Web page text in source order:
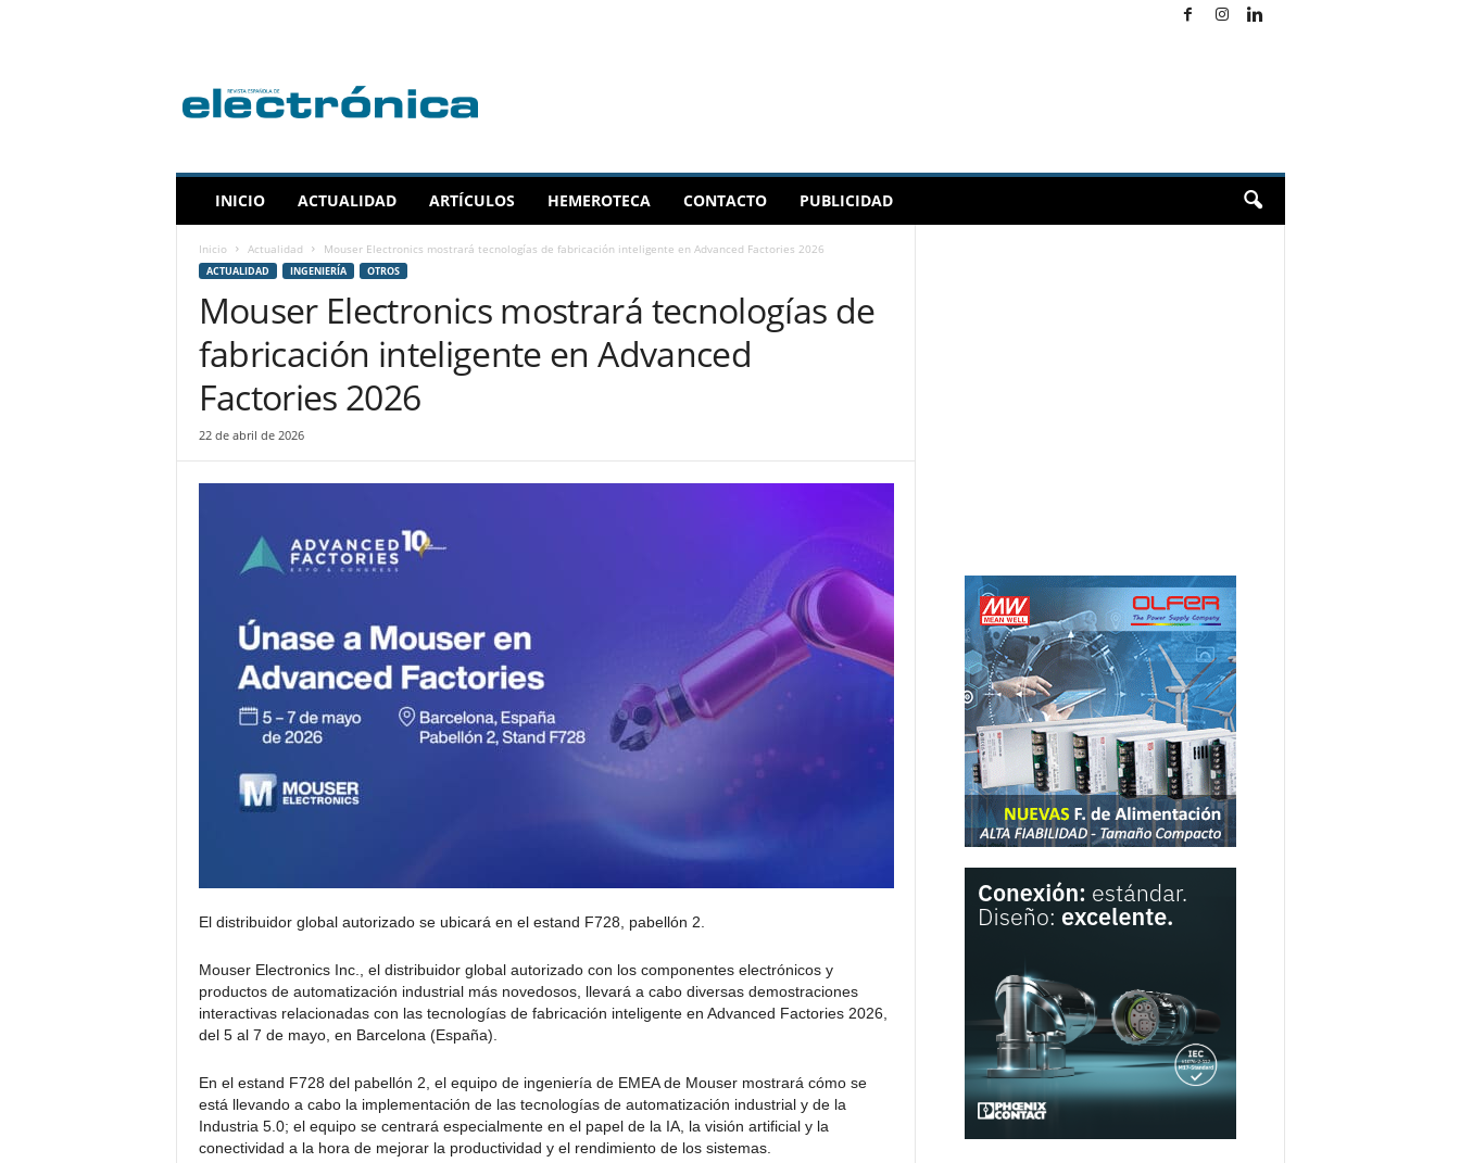
v
i
l
INICIO ACTUALIDAD ARTÍCULOS HEMEROTECA CONTACTO PUBLICIDAD
Inicio Actualidad Mouser Electronics mostrará tecnologías de fabricación inteligente en Advanced Factories 2026
ACTUALIDAD INGENIERÍA OTROS
Mouser Electronics mostrará tecnologías de
fabricación inteligente en Advanced
Factories 2026
22 de abril de 2026
El distribuidor global autorizado se ubicará en el estand F728, pabellón 2.
Mouser Electronics Inc., el distribuidor global autorizado con los componentes electrónicos y
productos de automatización industrial más novedosos, llevará a cabo diversas demostraciones
interactivas relacionadas con las tecnologías de fabricación inteligente en Advanced Factories 2026,
del 5 al 7 de mayo, en Barcelona (España).
En el estand F728 del pabellón 2, el equipo de ingeniería de EMEA de Mouser mostrará cómo se
está llevando a cabo la implementación de las tecnologías de automatización industrial y de la
Industria 5.0; el equipo se centrará especialmente en el papel de la IA, la visión artificial y la
conectividad a la hora de mejorar la productividad y el rendimiento de los sistemas.